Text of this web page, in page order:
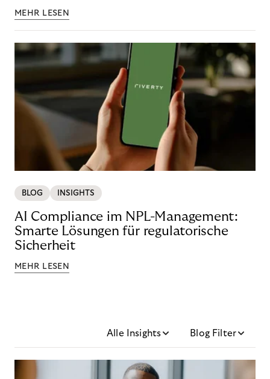
MEHR LESEN
BLOG INSIGHTS
AI Compliance im NPL-Management:
Smarte Lösungen für regulatorische
Sicherheit
MEHR LESEN
Alle Insights Blog Filter